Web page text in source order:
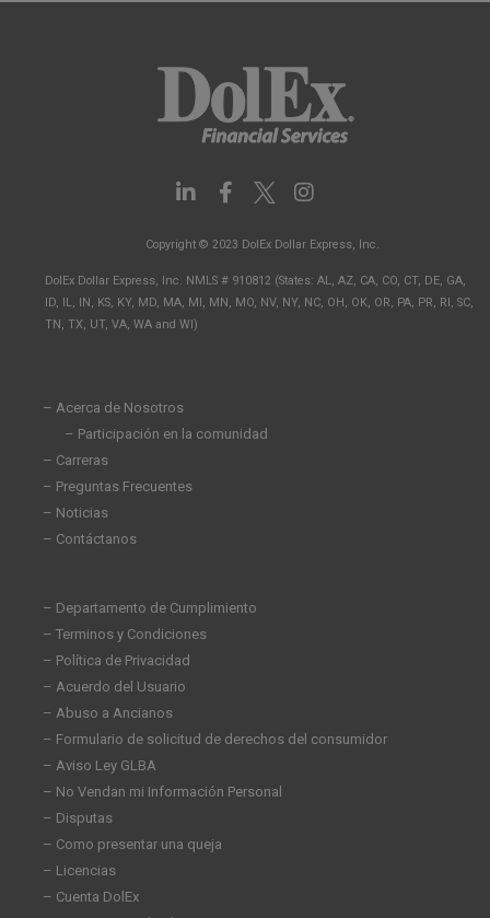
L
i
k
e
d
i
n
F
a
e
b
o
o
I
n
t
a
g
Copyright © 2023 DolEx Dollar Express, Inc.
DolEx Dollar Express, Inc. NMLS # 910812 (States: AL, AZ, CA, CO, CT, DE, GA,
ID, IL, IN, KS, KY, MD, MA, MI, MN, MO, NV, NY, NC, OH, OK, OR, PA, PR, RI, SC,
TN, TX, UT, VA, WA and WI)
– Acerca de Nosotros
– Participación en la comunidad
– Carreras
– Preguntas Frecuentes
– Noticias
– Contáctanos
– Departamento de Cumplimiento
– Terminos y Condiciones
– Política de Privacidad
– Acuerdo del Usuario
– Abuso a Ancianos
– Formulario de solicitud de derechos del consumidor
– Aviso Ley GLBA
– No Vendan mi Información Personal
– Disputas
– Como presentar una queja
– Licencias
– Cuenta DolEx